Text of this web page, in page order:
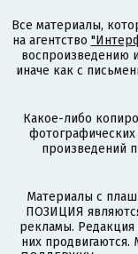
Все материалы,
на агентство
воспроизведению
иначе как с
Какое-либо
произведений
Материалы с
ПОЗИЦИЯ
рекламы. Редакция
них